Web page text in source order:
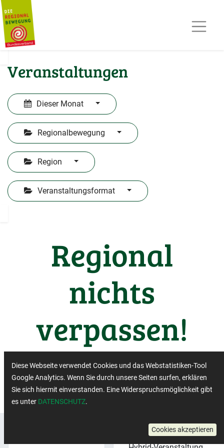
MITGLIED WERDEN
Veranstaltungen
Dieser Monat
Regionalbewegung
Region
Veranstaltungsformat
Regional
nichts
verpassen!
Wichtige Termine aus der
Regiobranche
Veranstaltungsformat:
Diese Webseite verwendet Cookies und das Webstatistiken-Tool
Google Analytics. Wenn Sie durch unsere Seiten surfen, erklären
Sie sich hiermit einverstanden. Eine Widerspruchsmöglichkeit gibt
es unter DATENSCHUTZ.
Cookies akzeptieren